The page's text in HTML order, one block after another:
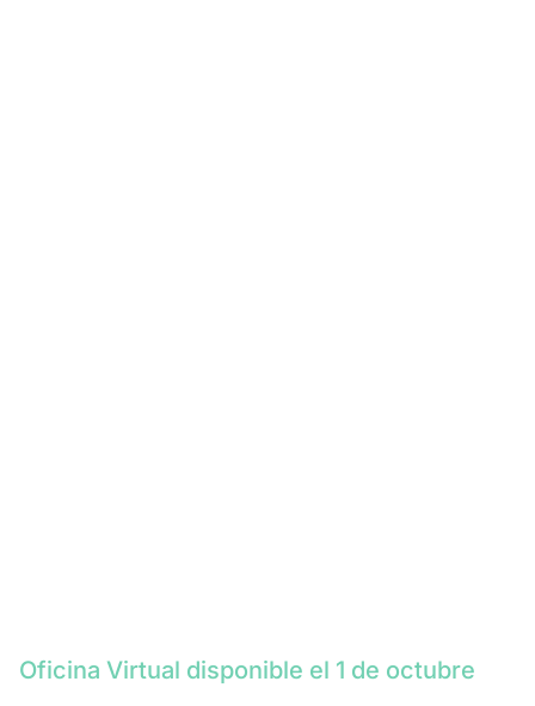
Oficina Virtual disponible el 1 de octubre